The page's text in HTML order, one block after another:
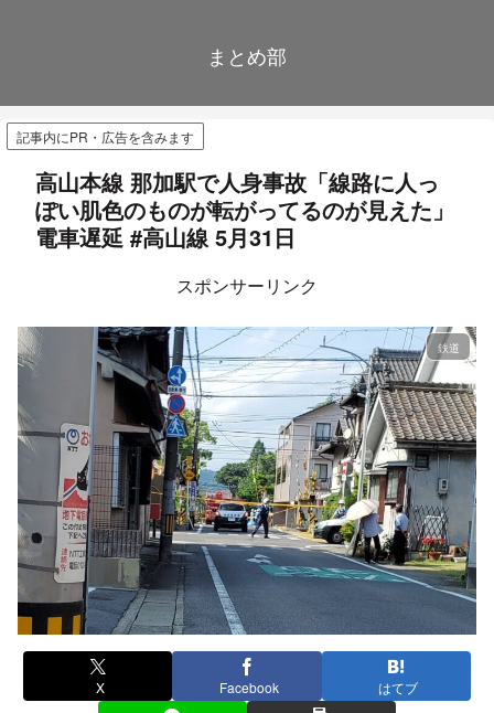
まとめ部
記事内にPR・広告を含みます
高山本線 那加駅で人身事故「線路に人っ
ぽい肌色のものが転がってるのが見えた」
電車遅延 #高山線 5月31日
スポンサーリンク
鉄道
X Facebook はてブ